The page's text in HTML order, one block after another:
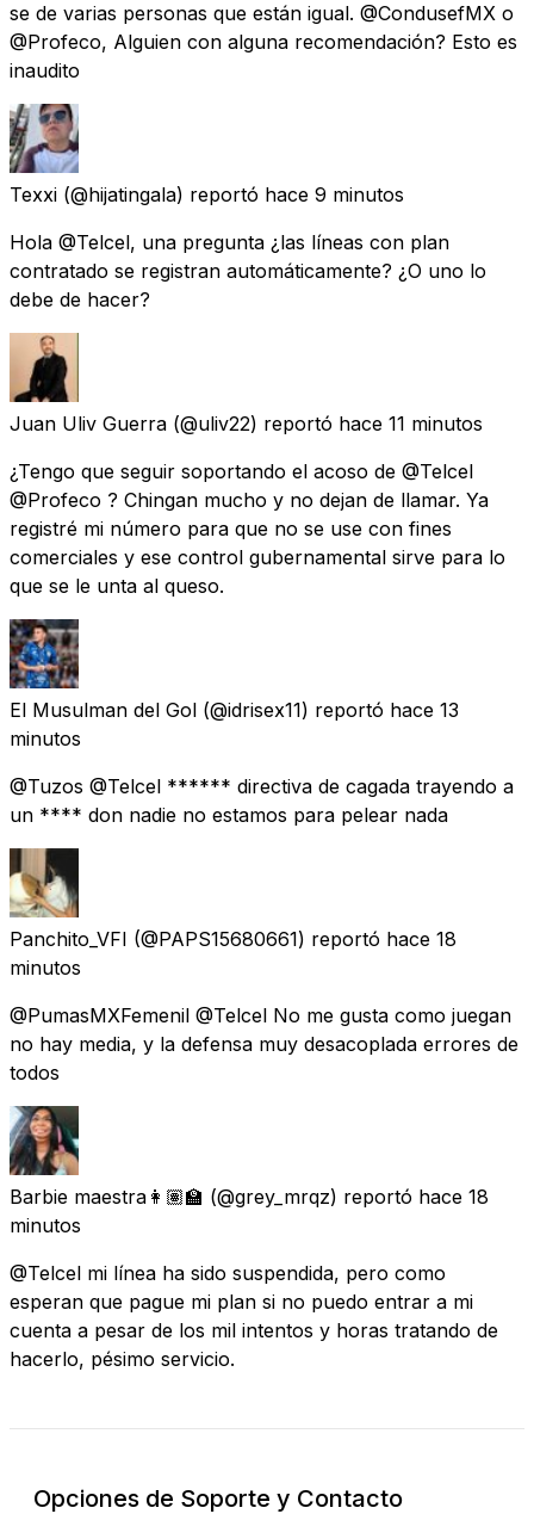
se de varias personas que están igual. @CondusefMX o
@Profeco, Alguien con alguna recomendación? Esto es
inaudito
Texxi (@hijatingala) reportó hace 9 minutos
Hola @Telcel, una pregunta ¿las líneas con plan
contratado se registran automáticamente? ¿O uno lo
debe de hacer?
Juan Uliv Guerra (@uliv22) reportó hace 11 minutos
¿Tengo que seguir soportando el acoso de @Telcel
@Profeco ? Chingan mucho y no dejan de llamar. Ya
registré mi número para que no se use con fines
comerciales y ese control gubernamental sirve para lo
que se le unta al queso.
El Musulman del Gol (@idrisex11) reportó hace 13
minutos
@Tuzos @Telcel ****** directiva de cagada trayendo a
un **** don nadie no estamos para pelear nada
Panchito_VFI (@PAPS15680661) reportó hace 18
minutos
@PumasMXFemenil @Telcel No me gusta como juegan
no hay media, y la defensa muy desacoplada errores de
todos
Barbie maestra👩🏽‍🏫 (@grey_mrqz) reportó hace 18
minutos
@Telcel mi línea ha sido suspendida, pero como
esperan que pague mi plan si no puedo entrar a mi
cuenta a pesar de los mil intentos y horas tratando de
hacerlo, pésimo servicio.
Opciones de Soporte y Contacto